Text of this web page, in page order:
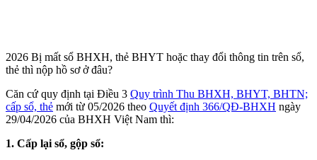
2026 Bị mất sổ BHXH, thẻ BHYT hoặc thay đổi thông tin trên sổ,
thẻ thì nộp hồ sơ ở đâu?
Căn cứ quy định tại Điều 3 Quy trình Thu BHXH, BHYT, BHTN;
cấp sổ, thẻ mới từ 05/2026 theo Quyết định 366/QĐ-BHXH ngày
29/04/2026 của BHXH Việt Nam thì:
1. Cấp lại sổ, gộp sổ: